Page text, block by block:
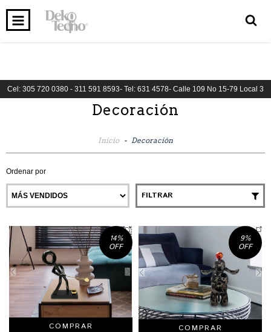
INICIO 0
Cel: 305 720 0380 - 311 591 8593- Tel: 631 4578- Calle 109 No 15-79 Local 3
Decoración
Inicio - Decoración
Ordenar por
FILTRAR
14%
OFF
9%
OFF